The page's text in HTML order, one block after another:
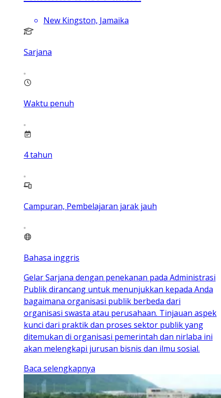
New Kingston, Jamaika
Sarjana
Waktu penuh
4tahun
Campuran, Pembelajaran jarak jauh
Bahasa inggris
Gelar Sarjana dengan penekanan pada Administrasi
Publik dirancang untuk menunjukkan kepada Anda
bagaimana organisasi publik berbeda dari
organisasi swasta atau perusahaan. Tinjauan aspek
kunci dari praktik dan proses sektor publik yang
ditemukan di organisasi pemerintah dan nirlaba ini
akan melengkapi jurusan bisnis dan ilmu sosial.
Baca selengkapnya